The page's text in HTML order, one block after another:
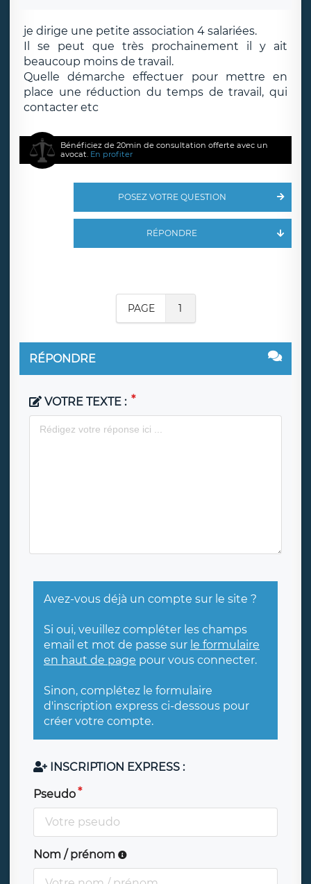
je dirige une petite association 4 salariées.
Il se peut que très prochainement il y ait
beaucoup moins de travail.
Quelle démarche effectuer pour mettre en
place une réduction du temps de travail, qui
contacter etc
Bénéficiez de 20min de consultation offerte avec un
avocat. En profiter
POSEZ VOTRE QUESTION
RÉPONDRE
PAGE 1
RÉPONDRE
VOTRE TEXTE :
Avez-vous déjà un compte sur le site ?
Si oui, veuillez compléter les champs
email et mot de passe sur le formulaire
en haut de page pour vous connecter.
Sinon, complétez le formulaire
d'inscription express ci-dessous pour
créer votre compte.
INSCRIPTION EXPRESS :
Pseudo
Nom / prénom